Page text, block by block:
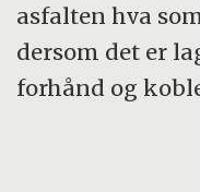
asfalten hva
dersom det er
forhånd og